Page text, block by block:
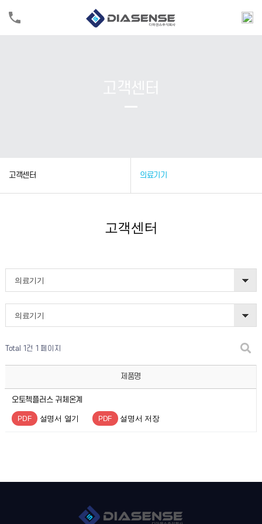
고객센터 의료기기
고객센터
의료기기
의료기기
Total 1건 1 페이지
제품명
오토첵플러스 귀체온계
PDF 설명서 열기 PDF 설명서 저장